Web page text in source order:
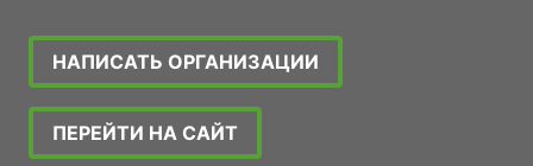
НАПИСАТЬ ОРГАНИЗАЦИИ
ПЕРЕЙТИ НА САЙТ